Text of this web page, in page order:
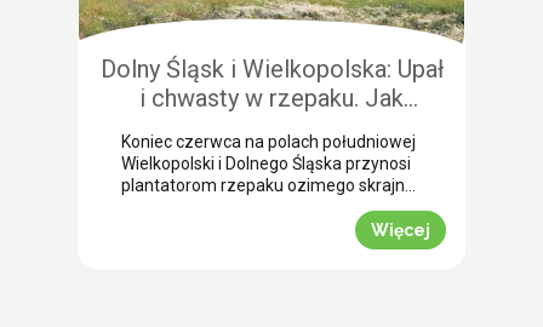
nierównomiernym dojrzewaniem […]
Dolny Śląsk i Wielkopolska: Upał
i chwasty w rzepaku. Jak
uratować plon przed samym
wjazdem kombajnu?
Koniec czerwca na polach południowej
Wielkopolski i Dolnego Śląska przynosi
plantatorom rzepaku ozimego skrajne
emocje (BBCH 80-83). Ostatnie opady
deszczu poprawiły ogólną kondycję
roślin. Jednak wywołały jednocześnie
Więcej